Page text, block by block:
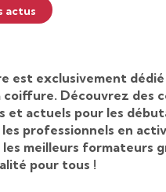
actus
est exclusivement dédié
Découvrez des
et actuels pour les
professionnels en
meilleurs formateurs
pour tous !